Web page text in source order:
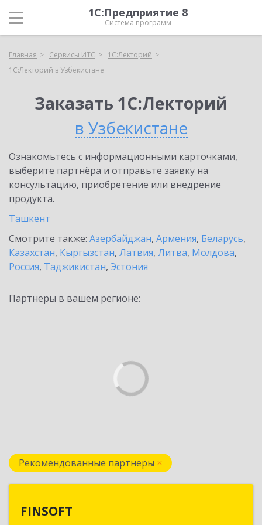
1С:Предприятие 8
Система программ
Главная Сервисы ИТС
1С:Лекторий
1С:Лекторий в Узбекистане
Заказать 1С:Лекторий
в Узбекистане
Ознакомьтесь с информационными карточками,
выберите партнёра и отправьте заявку на
консультацию, приобретение или внедрение
продукта.
Ташкент
Смотрите также: Азербайджан, Армения, Беларусь,
Казахстан, Кыргызстан, Латвия, Литва, Молдова,
Россия, Таджикистан, Эстония
Партнеры в вашем регионе:
Рекомендованные партнеры
FINSOFT